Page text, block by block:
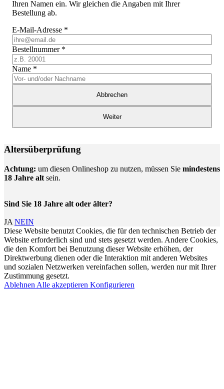
Ihren Namen ein. Wir gleichen die Angaben mit Ihrer
Bestellung ab.
E-Mail-Adresse *
Bestellnummer *
Name *
Abbrechen
Weiter
Altersüberprüfung
Achtung: um diesen Onlineshop zu nutzen, müssen Sie mindestens
18 Jahre alt sein.
Sind Sie 18 Jahre alt oder älter?
JA NEIN
Diese Website benutzt Cookies, die für den technischen Betrieb der
Website erforderlich sind und stets gesetzt werden. Andere Cookies,
die den Komfort bei Benutzung dieser Website erhöhen, der
Direktwerbung dienen oder die Interaktion mit anderen Websites
und sozialen Netzwerken vereinfachen sollen, werden nur mit Ihrer
Zustimmung gesetzt.
Ablehnen Alle akzeptieren Konfigurieren